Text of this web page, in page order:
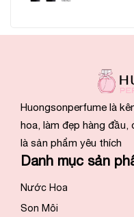
Huongsonperfume là
hoa, làm đẹp hàng đầu,
là sản phẩm yêu thích
Danh mục sản
Nước Hoa
Son Môi